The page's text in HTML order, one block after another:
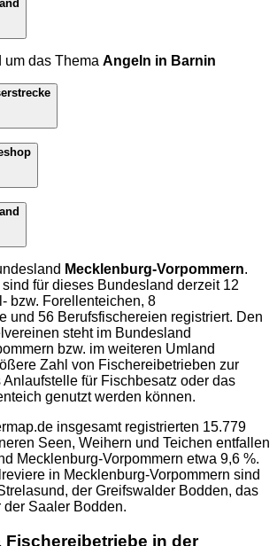
das Thema Angeln in Barnin
Mecklenburg-Vorpommern.
sind für dieses Bundesland derzeit 12
bzw. Forellenteichen, 8
und 56 Berufsfischereien registriert. Den
steht im Bundesland
bzw. im weiteren Umland
Zahl von Fischereibetrieben zur
für Fischbesatz oder das
genutzt werden können.
insgesamt registrierten 15.779
Seen, Weihern und Teichen entfallen
Mecklenburg-Vorpommern etwa 9,6 %.
in Mecklenburg-Vorpommern sind
der Greifswalder Bodden, das
der Saaler Bodden.
Fischereibetriebe in der